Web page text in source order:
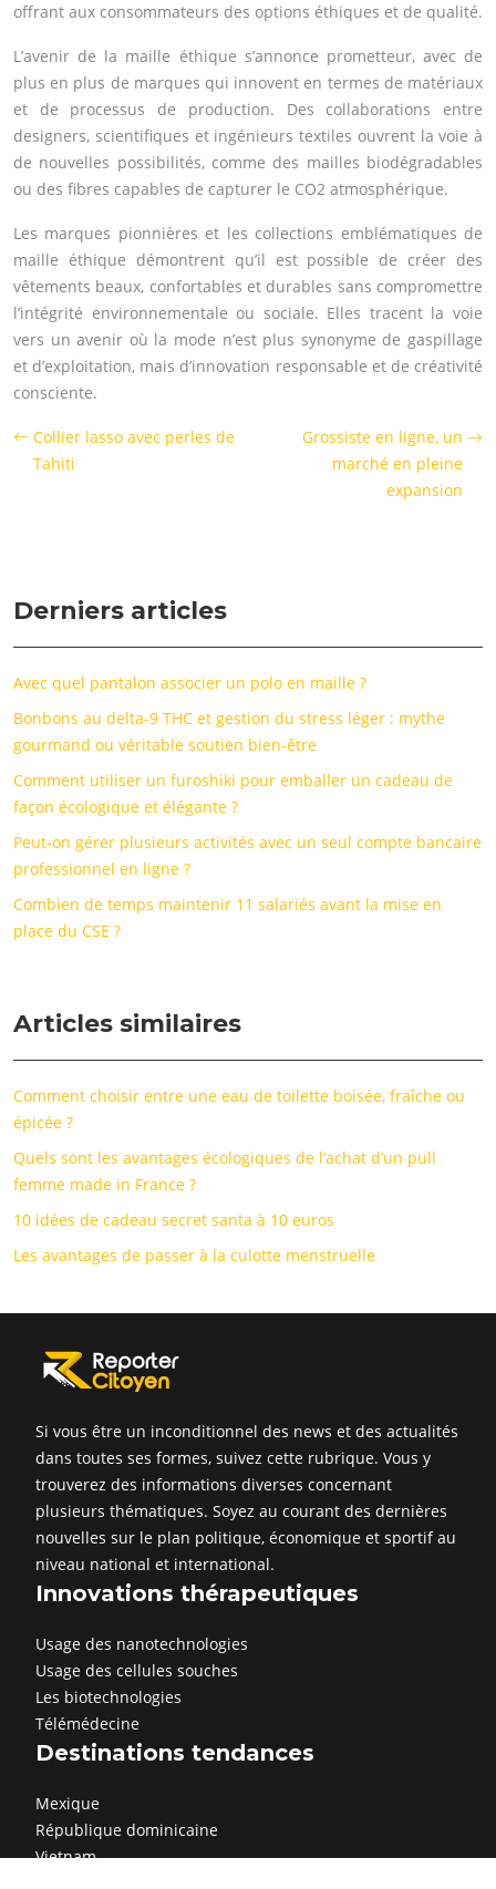
offrant aux consommateurs des options éthiques et de qualité.
L’avenir de la maille éthique s’annonce prometteur, avec de
plus en plus de marques qui innovent en termes de matériaux
et de processus de production. Des collaborations entre
designers, scientifiques et ingénieurs textiles ouvrent la voie à
de nouvelles possibilités, comme des mailles biodégradables
ou des fibres capables de capturer le CO2 atmosphérique.
Les marques pionnières et les collections emblématiques de
maille éthique démontrent qu’il est possible de créer des
vêtements beaux, confortables et durables sans compromettre
l’intégrité environnementale ou sociale. Elles tracent la voie
vers un avenir où la mode n’est plus synonyme de gaspillage
et d’exploitation, mais d’innovation responsable et de créativité
consciente.
Collier lasso avec perles de
Tahiti
Grossiste en ligne, un
marché en pleine
expansion
Derniers articles
Avec quel pantalon associer un polo en maille ?
Bonbons au delta-9 THC et gestion du stress léger : mythe
gourmand ou véritable soutien bien-être
Comment utiliser un furoshiki pour emballer un cadeau de
façon écologique et élégante ?
Peut-on gérer plusieurs activités avec un seul compte bancaire
professionnel en ligne ?
Combien de temps maintenir 11 salariés avant la mise en
place du CSE ?
Articles similaires
Comment choisir entre une eau de toilette boisée, fraîche ou
épicée ?
Quels sont les avantages écologiques de l’achat d’un pull
femme made in France ?
10 idées de cadeau secret santa à 10 euros
Les avantages de passer à la culotte menstruelle
Si vous être un inconditionnel des news et des actualités
dans toutes ses formes, suivez cette rubrique. Vous y
trouverez des informations diverses concernant
plusieurs thématiques. Soyez au courant des dernières
nouvelles sur le plan politique, économique et sportif au
niveau national et international.
Innovations thérapeutiques
Usage des nanotechnologies
Usage des cellules souches
Les biotechnologies
Télémédecine
Destinations tendances
Mexique
République dominicaine
Vietnam